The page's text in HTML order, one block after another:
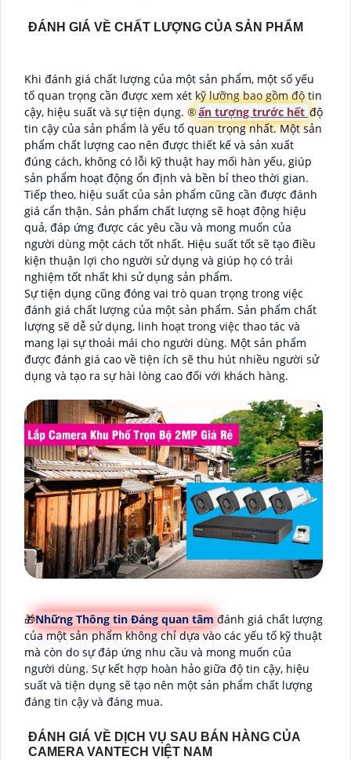
ĐÁNH GIÁ VỀ CHẤT LƯỢNG CỦA SẢN PHẨM
Khi đánh giá chất lượng của một sản phẩm, một số yếu
tố quan trọng cần được xem xét kỹ lưỡng bao gồm độ tin
cậy, hiệu suất và sự tiện dụng. ®️ấn tượng trước hết độ
tin cậy của sản phẩm là yếu tố quan trọng nhất. Một sản
phẩm chất lượng cao nên được thiết kế và sản xuất
đúng cách, không có lỗi kỹ thuật hay mối hàn yếu, giúp
sản phẩm hoạt động ổn định và bền bỉ theo thời gian.
Tiếp theo, hiệu suất của sản phẩm cũng cần được đánh
giá cẩn thận. Sản phẩm chất lượng sẽ hoạt động hiệu
quả, đáp ứng được các yêu cầu và mong muốn của
người dùng một cách tốt nhất. Hiệu suất tốt sẽ tạo điều
kiện thuận lợi cho người sử dụng và giúp họ có trải
nghiệm tốt nhất khi sử dụng sản phẩm.
Sự tiện dụng cũng đóng vai trò quan trọng trong việc
đánh giá chất lượng của một sản phẩm. Sản phẩm chất
lượng sẽ dễ sử dụng, linh hoạt trong việc thao tác và
mang lại sự thoải mái cho người dùng. Một sản phẩm
được đánh giá cao về tiện ích sẽ thu hút nhiều người sử
dụng và tạo ra sự hài lòng cao đối với khách hàng.
🎁Những Thông tin Đáng quan tâm đánh giá chất lượng
của một sản phẩm không chỉ dựa vào các yếu tố kỹ thuật
mà còn do sự đáp ứng nhu cầu và mong muốn của
người dùng. Sự kết hợp hoàn hảo giữa độ tin cậy, hiệu
suất và tiện dụng sẽ tạo nên một sản phẩm chất lượng
đáng tin cậy và đáng mua.
ĐÁNH GIÁ VỀ DỊCH VỤ SAU BÁN HÀNG CỦA
CAMERA VANTECH VIỆT NAM